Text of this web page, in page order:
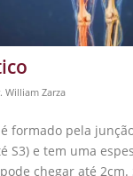
William Zarza
formado pela
S3) e tem uma
chegar até 2cm.